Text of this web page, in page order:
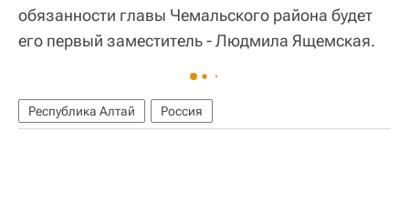
обязанности главы Чемальского района будет
его первый заместитель - Людмила Ящемская.
Республика Алтай Россия